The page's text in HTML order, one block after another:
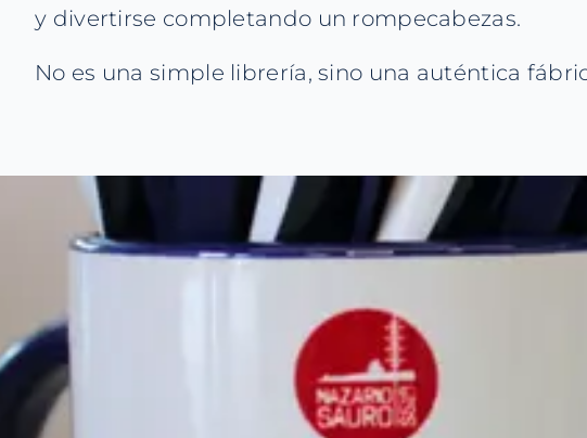
y divertirse completando un rompecabezas.
No es una simple librería, sino una auténtica